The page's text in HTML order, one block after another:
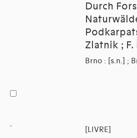
Durch
Zlatnik ; F.
Brno : [s.n.] ;
[LIVRE]